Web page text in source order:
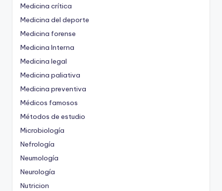
Medicina crítica
Medicina del deporte
Medicina forense
Medicina Interna
Medicina legal
Medicina paliativa
Medicina preventiva
Médicos famosos
Métodos de estudio
Microbiología
Nefrología
Neumología
Neurología
Nutricion